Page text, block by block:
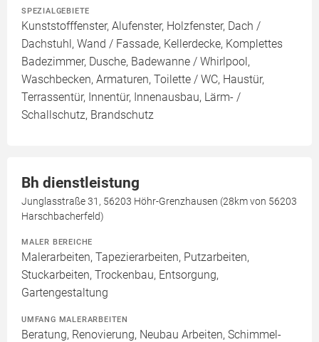
SPEZIALGEBIETE
Kunststofffenster, Alufenster, Holzfenster, Dach /
Dachstuhl, Wand / Fassade, Kellerdecke, Komplettes
Badezimmer, Dusche, Badewanne / Whirlpool,
Waschbecken, Armaturen, Toilette / WC, Haustür,
Terrassentür, Innentür, Innenausbau, Lärm- /
Schallschutz, Brandschutz
Bh dienstleistung
Junglasstraße 31, 56203 Höhr-Grenzhausen (28km von 56203
Harschbacherfeld)
MALER BEREICHE
Malerarbeiten, Tapezierarbeiten, Putzarbeiten,
Stuckarbeiten, Trockenbau, Entsorgung,
Gartengestaltung
UMFANG MALERARBEITEN
Beratung, Renovierung, Neubau Arbeiten, Schimmel-